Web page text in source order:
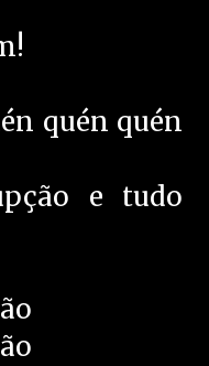
quén quén
e tudo